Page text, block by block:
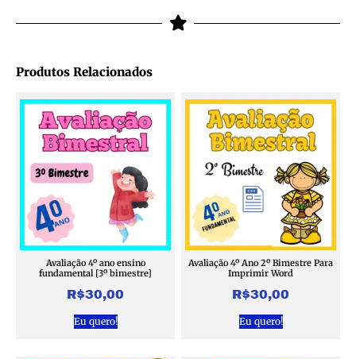
Produtos Relacionados
Avaliação 4º ano ensino
fundamental [3º bimestre]
R$30,00
Eu quero!
Avaliação 4º Ano 2º Bimestre Para
Imprimir Word
R$30,00
Eu quero!